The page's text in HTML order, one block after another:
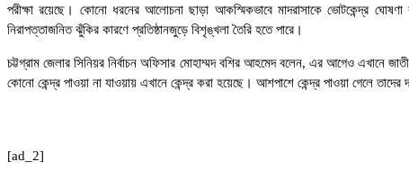
পরীক্ষা রয়েছে। কোনো ধরনের আলোচনা ছাড়া আকস্মিকভাবে মাদরাসাকে ভোটকেন্দ্র
নিরাপত্তাজনিত ঝুঁকির কারণে প্রতিষ্ঠানজুড়ে বিশৃঙ্খলা তৈরি হতে পারে।
চট্টগ্রাম জেলার সিনিয়র নির্বাচন অফিসার মোহাম্মদ বশির আহমেদ বলেন, এর আগেও এখানে
কোনো কেন্দ্র পাওয়া না যাওয়ায় এখানে কেন্দ্র করা হয়েছে। আশপাশে কেন্দ্র পাওয়া গেলে তাদের
[ad_2]